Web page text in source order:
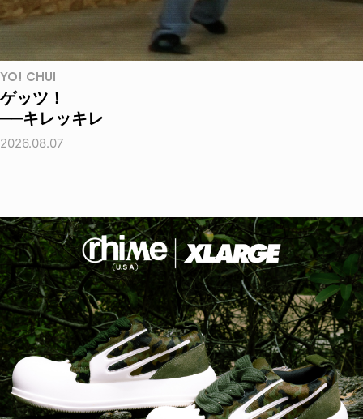
YO! CHUI
ゲッツ！
──キレッキレ
2026.08.07